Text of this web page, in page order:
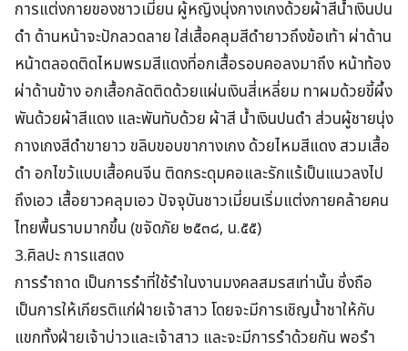
การแต่งกายของชาวเมี่ยน ผู้หญิงนุ่งกางเกงด้วยผ้าสีน้ำเงินปน
ดำ ด้านหน้าจะปักลวดลาย ใส่เสื้อคลุมสีดำยาวถึงข้อเท้า ผ่าด้าน
หน้าตลอดติดไหมพรมสีแดงที่อกเสื้อรอบคอลงมาถึง หน้าท้อง
ผ่าด้านข้าง อกเสื้อกลัดติดด้วยแผ่นเงินสี่เหลี่ยม ทาผมด้วยขี้ผึ้ง
พันด้วยผ้าสีแดง และพันทับด้วย ผ้าสี น้ำเงินปนดำ ส่วนผู้ชายนุ่ง
กางเกงสีดำขายาว ขลิบขอบขากางเกง ด้วยไหมสีแดง สวมเสื้อ
ดำ อกไขว้แบบเสื้อคนจีน ติดกระดุมคอและรักแร้เป็นแนวลงไป
ถึงเอว เสื้อยาวคลุมเอว ปัจจุบันชาวเมี่ยนเริ่มแต่งกายคล้ายคน
ไทยพื้นราบมากขึ้น (ขจัดภัย ๒๕๓๘, น.๕๕)
3.ศิลปะ การแสดง
การรำถาด เป็นการรำที่ใช้รำในงานมงคลสมรสเท่านั้น ซึ่งถือ
เป็นการให้เกียรติแก่ฝ่ายเจ้าสาว โดยจะมีการเชิญน้ำชาให้กับ
แขกทั้งฝ่ายเจ้าบ่าวและเจ้าสาว และจะมีการรำด้วยกัน พอรำ